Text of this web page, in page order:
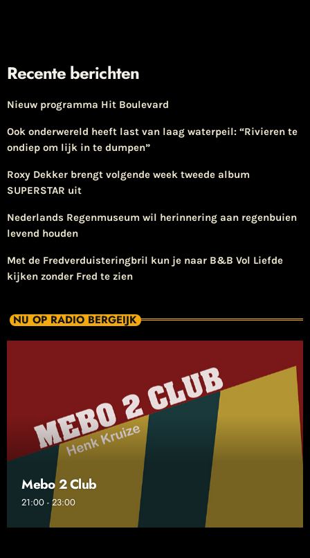
Recente berichten
Nieuw programma Hit Boulevard
Ook onderwereld heeft last van laag waterpeil: “Rivieren te
ondiep om lijk in te dumpen”
Roxy Dekker brengt volgende week tweede album
SUPERSTAR uit
Nederlands Regenmuseum wil herinnering aan regenbuien
levend houden
​Met de Fredverduisteringbril kun je naar B&B Vol Liefde
kijken zonder Fred te zien
NU OP RADIO BERGEIJK
Mebo 2 Club
21:00 - 23:00